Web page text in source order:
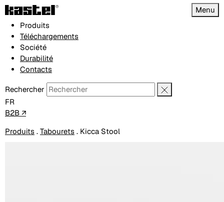
Menu
Produits
Téléchargements
Société
Durabilité
Contacts
Rechercher
FR
B2B ↗
Produits . Tabourets . Kicca Stool